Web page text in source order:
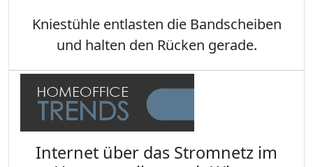
Kniestühle entlasten die Bandscheiben
und halten den Rücken gerade.
Internet über das Stromnetz im